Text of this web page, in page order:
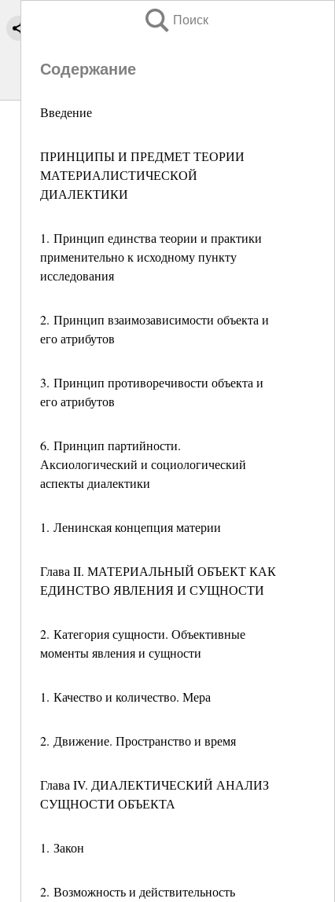
Поиск
Содержание
Введение
ПРИНЦИПЫ И ПРЕДМЕТ ТЕОРИИ
МАТЕРИАЛИСТИЧЕСКОЙ
ДИАЛЕКТИКИ
1. Принцип единства теории и практики
применительно к исходному пункту
исследования
2. Принцип взаимозависимости объекта и
его атрибутов
3. Принцип противоречивости объекта и
его атрибутов
6. Принцип партийности.
Аксиологический и социологический
аспекты диалектики
1. Ленинская концепция материи
Глава II. МАТЕРИАЛЬНЫЙ ОБЪЕКТ КАК
ЕДИНСТВО ЯВЛЕНИЯ И СУЩНОСТИ
2. Категория сущности. Объективные
моменты явления и сущности
1. Качество и количество. Мера
2. Движение. Пространство и время
Глава IV. ДИАЛЕКТИЧЕСКИЙ АНАЛИЗ
СУЩНОСТИ ОБЪЕКТА
1. Закон
2. Возможность и действительность